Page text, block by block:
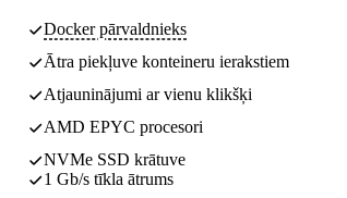
Docker pārvaldnieks
Ātra piekļuve konteineru ierakstiem
Atjauninājumi ar vienu klikšķi
AMD EPYC procesori
NVMe SSD krātuve
1 Gb/s tīkla ātrums